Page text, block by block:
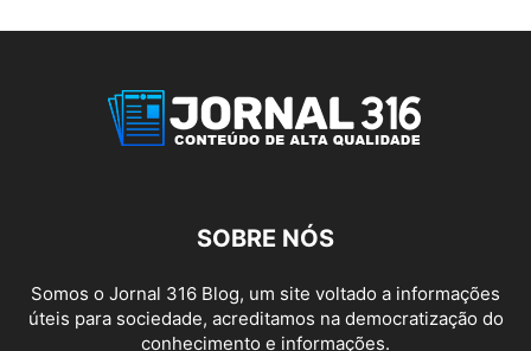
SOBRE NÓS
Somos o Jornal 316 Blog, um site voltado a informações
úteis para sociedade, acreditamos na democratização do
conhecimento e informações.